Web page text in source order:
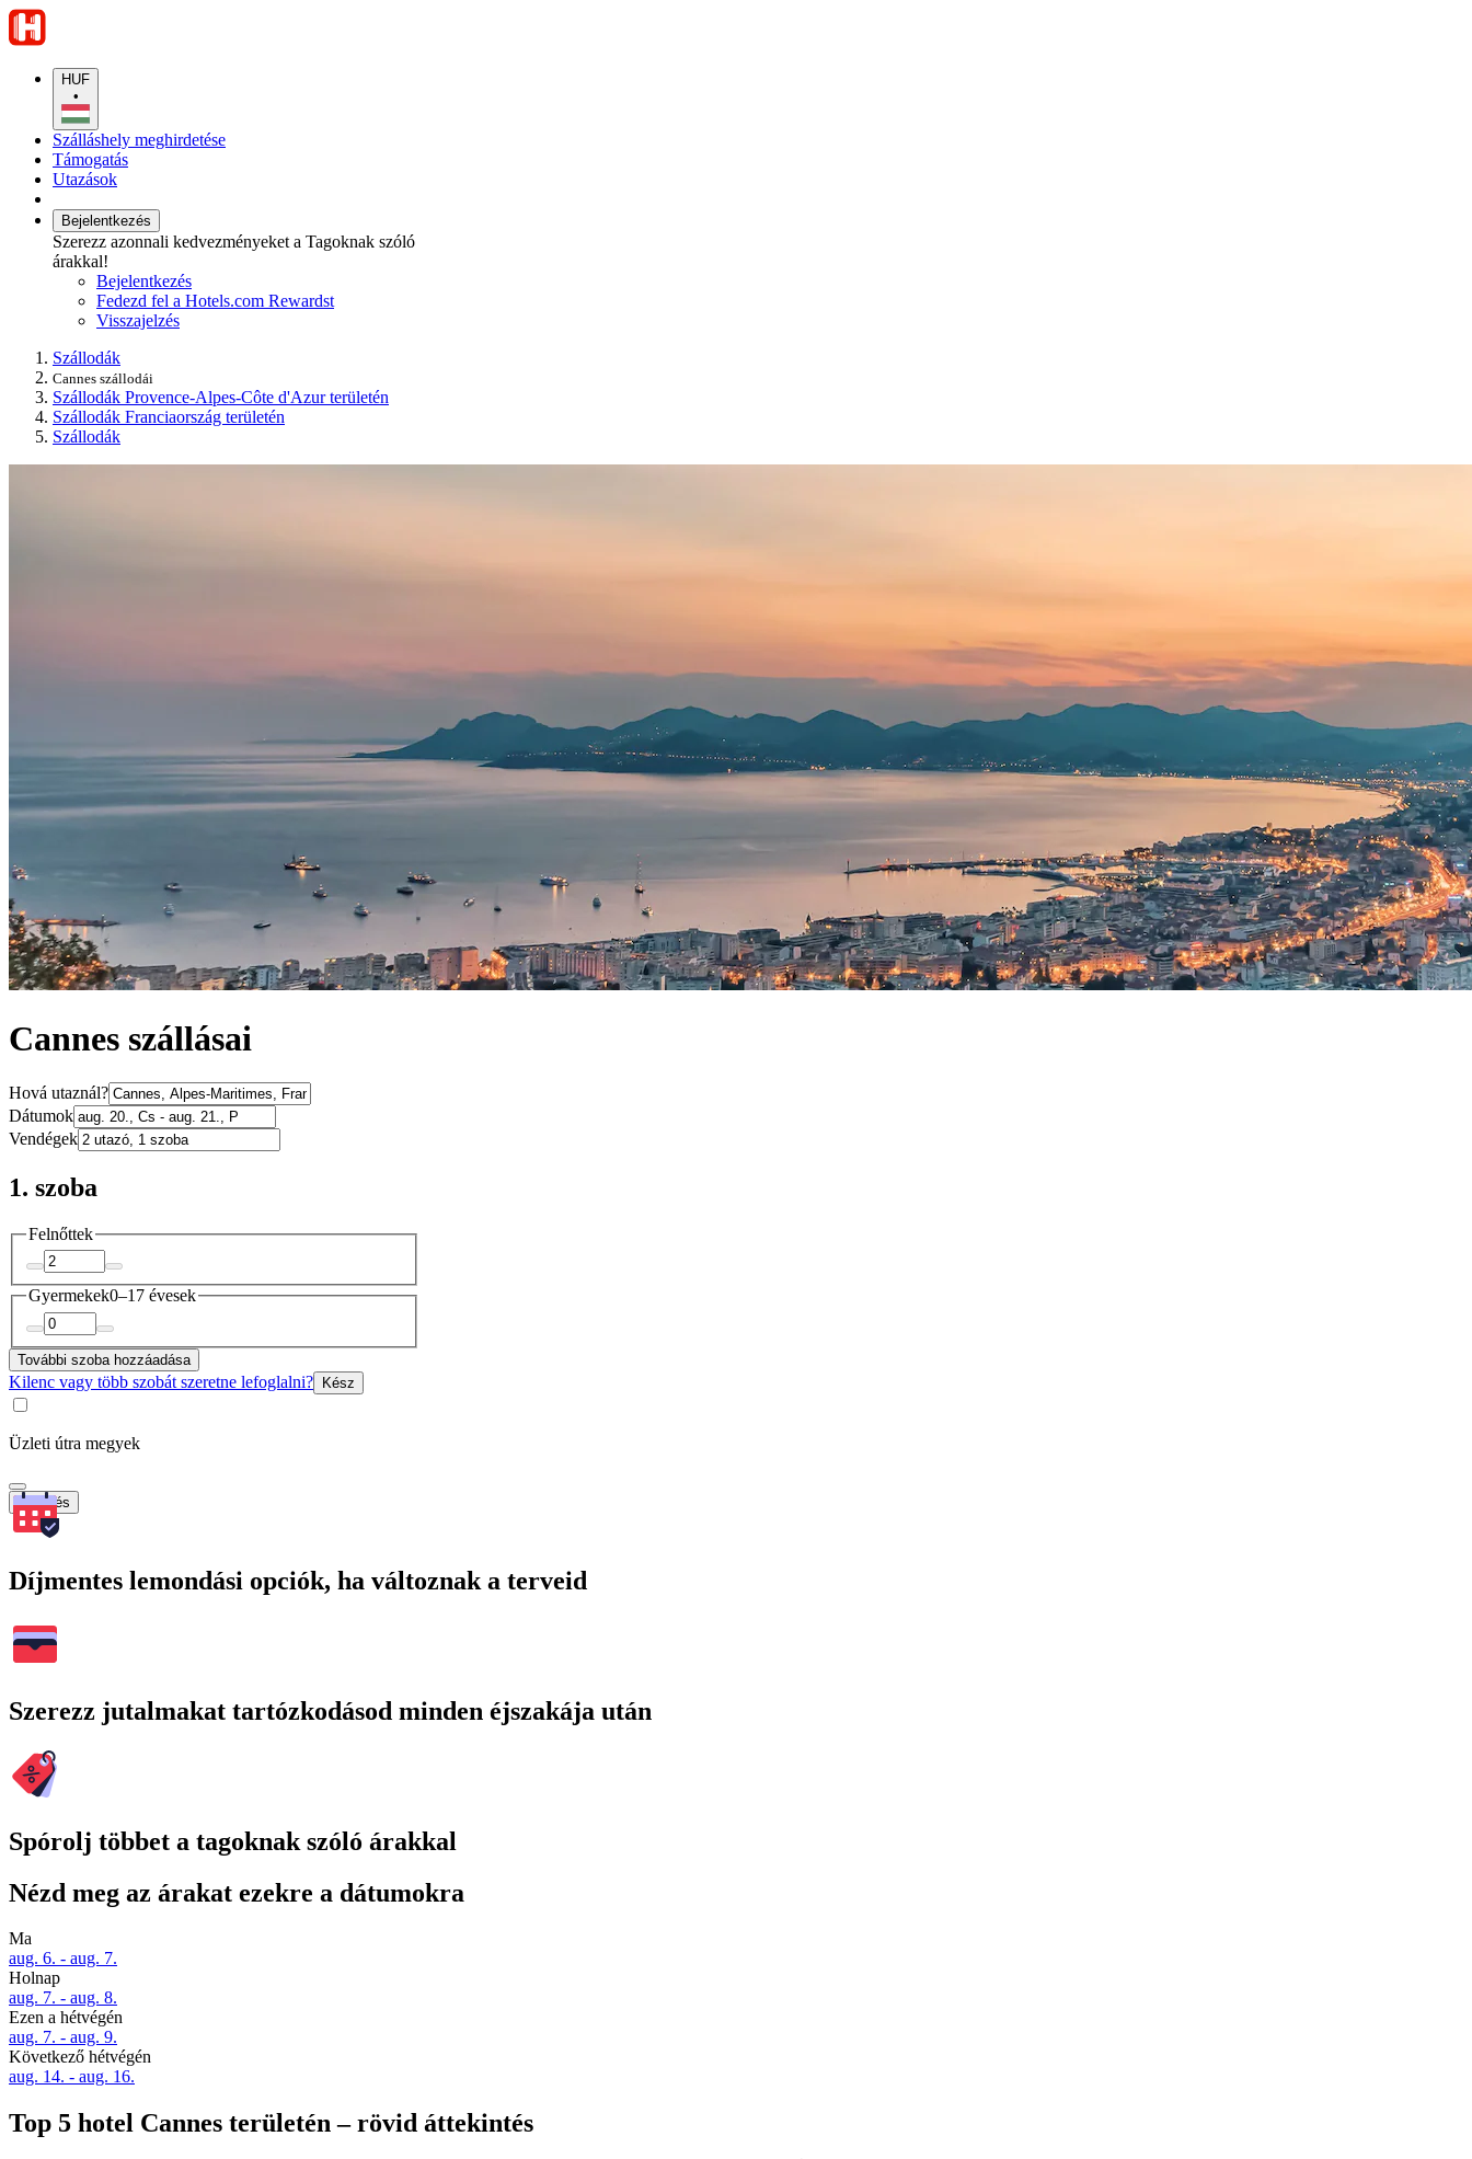
HUF
•
Szálláshely meghirdetése
Támogatás
Utazások
Bejelentkezés
Szerezz azonnali kedvezményeket a Tagoknak szóló
árakkal!
Bejelentkezés
Fedezd fel a Hotels.com Rewardst
Visszajelzés
Szállodák
Cannes szállodái
Szállodák Provence-Alpes-Côte d'Azur területén
Szállodák Franciaország területén
Szállodák
Cannes szállásai
Hová utaznál?
Dátumok
Vendégek
1. szoba
Felnőttek
Gyermekek0–17 évesek
További szoba hozzáadása
Kilenc vagy több szobát szeretne lefoglalni? Kész
Üzleti útra megyek
Keresés
Díjmentes lemondási opciók, ha változnak a terveid
Szerezz jutalmakat tartózkodásod minden éjszakája után
Spórolj többet a tagoknak szóló árakkal
Nézd meg az árakat ezekre a dátumokra
Ma
aug. 6. - aug. 7.
Holnap
aug. 7. - aug. 8.
Ezen a hétvégén
aug. 7. - aug. 9.
Következő hétvégén
aug. 14. - aug. 16.
Top 5 hotel Cannes területén – rövid áttekintés